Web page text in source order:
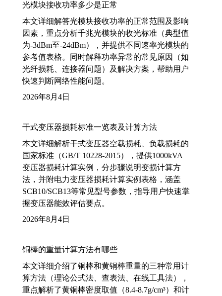
光模块接收功率多少是正常
本文详细解答光模块接收功率的正常范围及影响
因素，重点分析千兆光模块的收光标准（典型值
为-3dBm至-24dBm），并提供不同速率光模块的
参考值表格。同时解释功率异常的常见原因（如
光纤损耗、连接器问题）及解决方案，帮助用户
快速判断网络性能问题。
2026年8月4日
干式变压器损耗标准一览表及计算方法
本文详细解析干式变压器空载损耗、负载损耗的
国家标准（GB/T 10228-2015），提供1000kVA
变压器损耗计算实例，分步骤说明变损计算方
法，并附电力变压器损耗计算实例表格，涵盖
SCB10/SCB13等常见型号参数，指导用户快速掌
握变压器能效评估要点。
2026年8月4日
铜棒的重量计算方法有哪些
本文详细介绍了铜棒和黄铜棒重量的三种常用计
算方法（理论公式法、查表法、在线工具法），
重点解析了黄铜棒密度取值（8.4-8.7g/cm³）和计